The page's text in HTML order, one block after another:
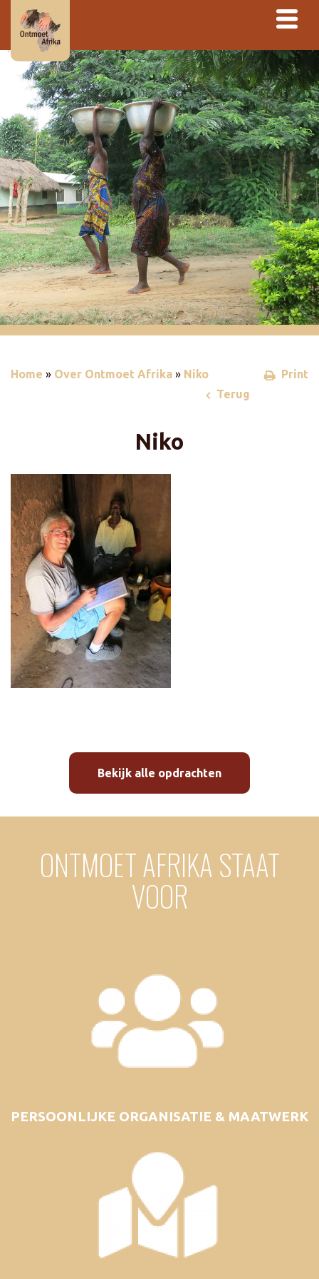
Home » Over Ontmoet Afrika » Niko
Print
Terug
Niko
Bekijk alle opdrachten
ONTMOET AFRIKA STAAT
VOOR
PERSOONLIJKE ORGANISATIE & MAATWERK